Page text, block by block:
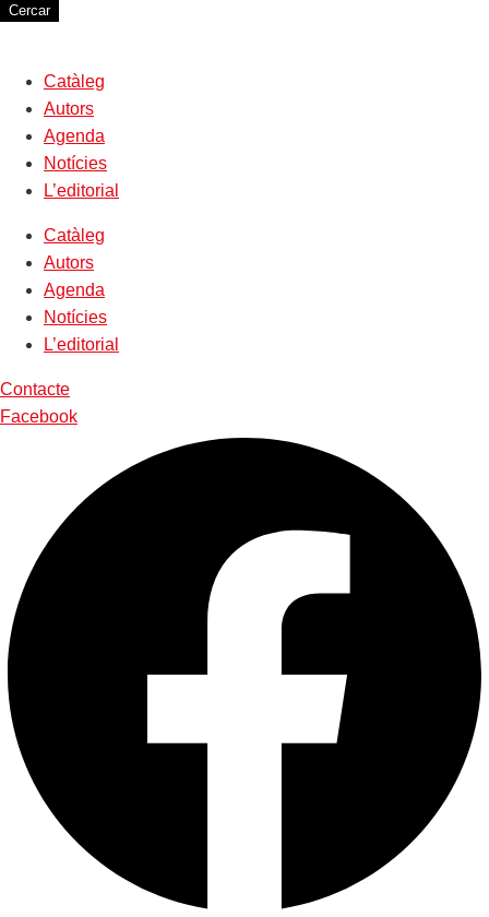
Cercar
Catàleg
Autors
Agenda
Notícies
L’editorial
Catàleg
Autors
Agenda
Notícies
L’editorial
Contacte
Facebook